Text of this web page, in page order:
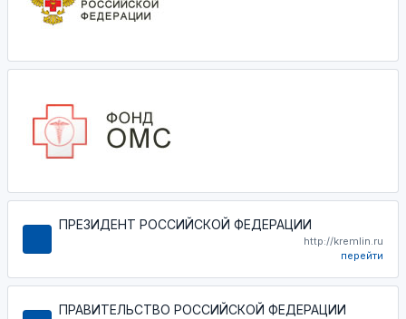
ПРЕЗИДЕНТ РОССИЙСКОЙ ФЕДЕРАЦИИ
http://kremlin.ru
перейти
ПРАВИТЕЛЬСТВО РОССИЙСКОЙ ФЕДЕРАЦИИ